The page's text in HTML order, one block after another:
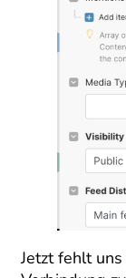
Jetzt fehlt